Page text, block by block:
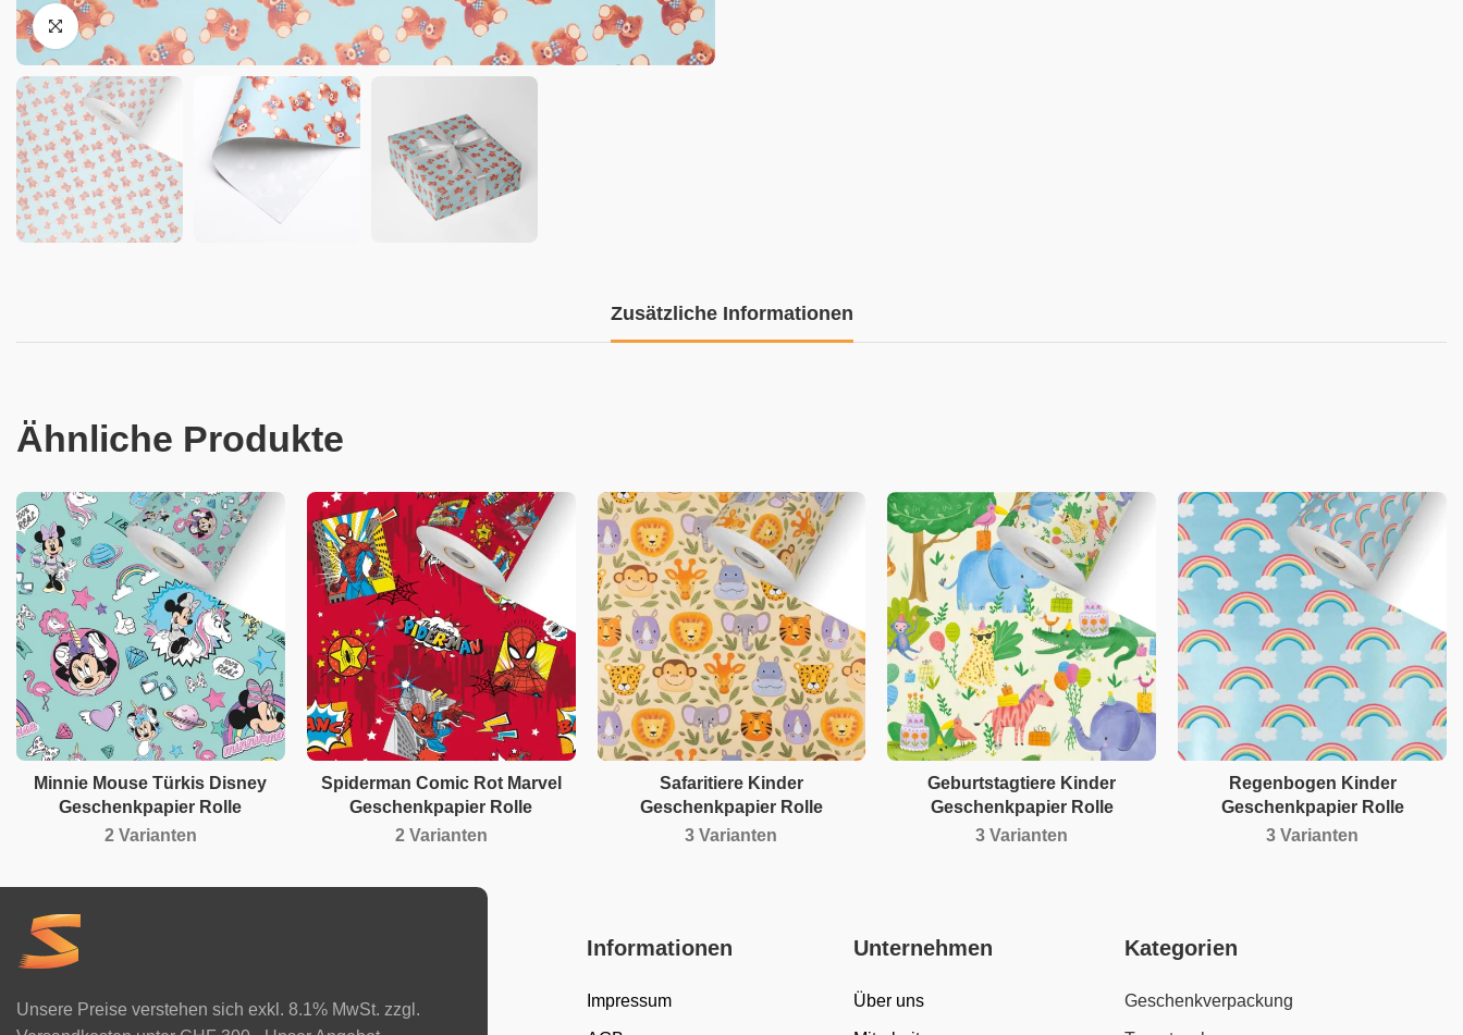
Zusätzliche Informationen
Ähnliche Produkte
Minnie Mouse Türkis Disney
Geschenkpapier Rolle
2 Varianten
Spiderman Comic Rot Marvel
Geschenkpapier Rolle
2 Varianten
Safaritiere Kinder
Geschenkpapier Rolle
3 Varianten
Geburtstagtiere Kinder
Geschenkpapier Rolle
3 Varianten
Regenbogen Kinder
Geschenkpapier Rolle
3 Varianten
Unsere Preise verstehen sich exkl. 8.1% MwSt. zzgl.
Informationen
Impressum
Unternehmen
Über uns
Kategorien
Geschenkverpackung